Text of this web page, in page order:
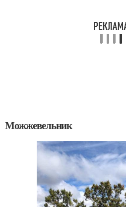
Можжевельник